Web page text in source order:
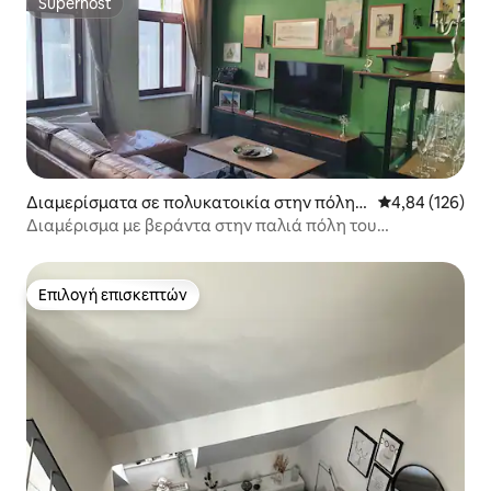
Superhost
Διαμερίσματα σε πολυκατοικία στην πόλη E
rfurt
Μέση
4,84 (126)
Διαμέρισμα με βεράντα στην παλιά πόλη του
Επιλογή επισκεπτών
Επιλογή επισκεπτών